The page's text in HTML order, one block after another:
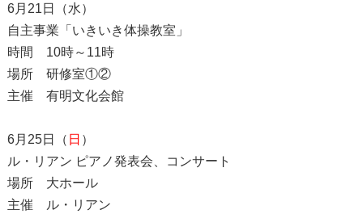
6月21日（水）
自主事業「いきいき体操教室」
時間 10時～11時
場所 研修室①②
主催 有明文化会館
6月25日（ 日 ）
ル・リアン ピアノ発表会、コンサート
場所 大ホール
主催 ル・リアン